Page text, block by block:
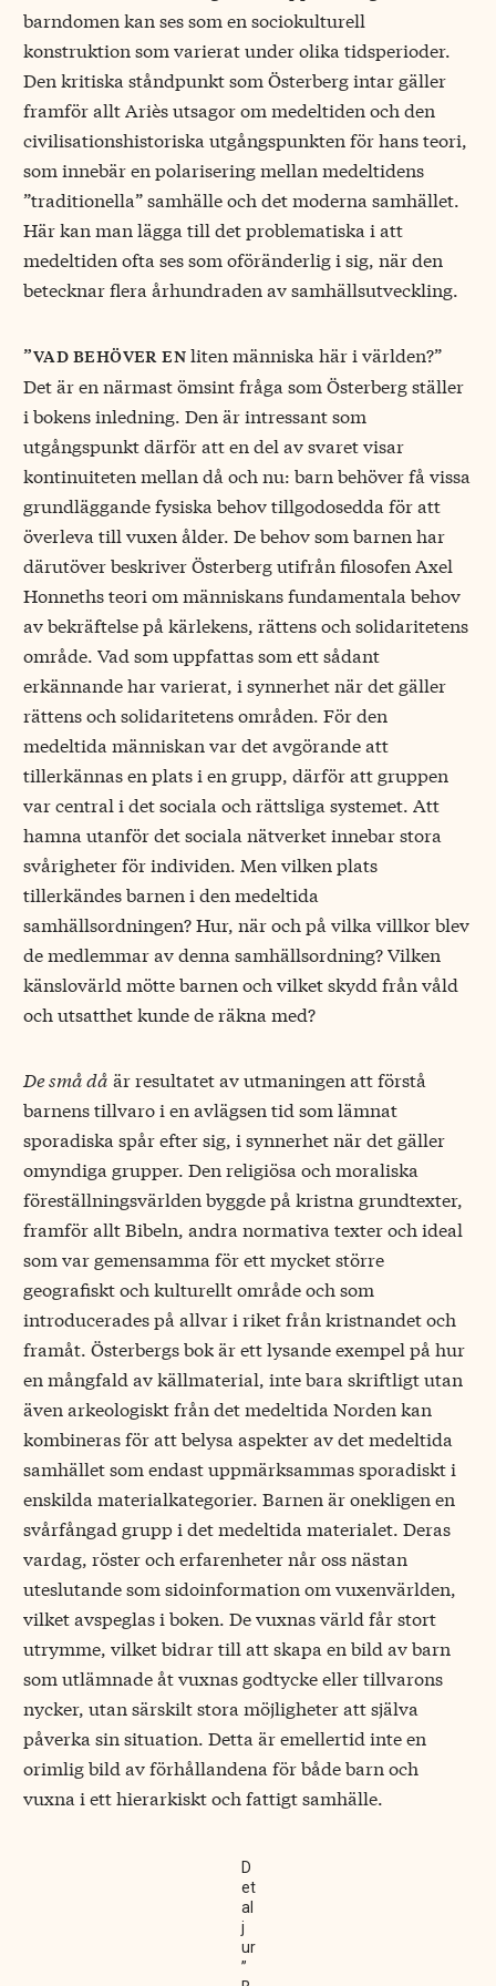
barndomen kan ses som en sociokulturell
konstruktion som varierat under olika tidsperioder.
Den kritiska ståndpunkt som Österberg intar gäller
framför allt Ariès utsagor om medeltiden och den
civilisationshistoriska utgångspunkten för hans teori,
som innebär en polarisering mellan medeltidens
”traditionella” samhälle och det moderna samhället.
Här kan man lägga till det problematiska i att
medeltiden ofta ses som oföränderlig i sig, när den
betecknar flera århundraden av samhällsutveckling.
”vad behöver enliten människa här i världen?”
Det är en närmast ömsint fråga som Österberg ställer
i bokens inledning. Den är intressant som
utgångspunkt därför att en del av svaret visar
kontinuiteten mellan då och nu: barn behöver få vissa
grundläggande fysiska behov tillgodosedda för att
överleva till vuxen ålder. De behov som barnen har
därutöver beskriver Österberg utifrån filosofen Axel
Honneths teori om människans fundamentala behov
av bekräftelse på kärlekens, rättens och solidaritetens
område. Vad som uppfattas som ett sådant
erkännande har varierat, i synnerhet när det gäller
rättens och solidaritetens områden. För den
medeltida människan var det avgörande att
tillerkännas en plats i en grupp, därför att gruppen
var central i det sociala och rättsliga systemet. Att
hamna utanför det sociala nätverket innebar stora
svårigheter för individen. Men vilken plats
tillerkändes barnen i den medeltida
samhällsordningen? Hur, när och på vilka villkor blev
de medlemmar av denna samhällsordning? Vilken
känslovärld mötte barnen och vilket skydd från våld
och utsatthet kunde de räkna med?
De små då är resultatet av utmaningen att förstå
barnens tillvaro i en avlägsen tid som lämnat
sporadiska spår efter sig, i synnerhet när det gäller
omyndiga grupper. Den religiösa och moraliska
föreställningsvärlden byggde på kristna grundtexter,
framför allt Bibeln, andra normativa texter och ideal
som var gemensamma för ett mycket större
geografiskt och kulturellt område och som
introducerades på allvar i riket från kristnandet och
framåt. Österbergs bok är ett lysande exempel på hur
en mångfald av källmaterial, inte bara skriftligt utan
även arkeologiskt från det medeltida Norden kan
kombineras för att belysa aspekter av det medeltida
samhället som endast uppmärksammas sporadiskt i
enskilda materialkategorier. Barnen är onekligen en
svårfångad grupp i det medeltida materialet. Deras
vardag, röster och erfarenheter når oss nästan
uteslutande som sidoinformation om vuxenvärlden,
vilket avspeglas i boken. De vuxnas värld får stort
utrymme, vilket bidrar till att skapa en bild av barn
som utlämnade åt vuxnas godtycke eller tillvarons
nycker, utan särskilt stora möjligheter att själva
påverka sin situation. Detta är emellertid inte en
orimlig bild av förhållandena för både barn och
vuxna i ett hierarkiskt och fattigt samhälle.
D
et
al
j
ur
”